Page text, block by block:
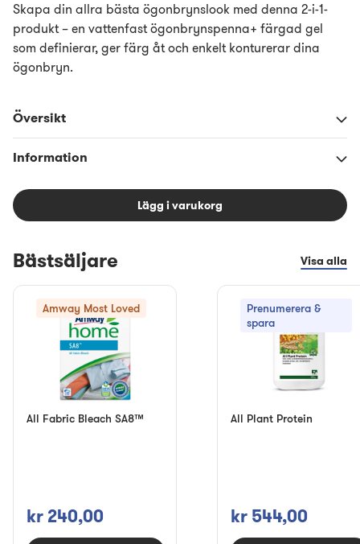
Skapa din allra bästa ögonbrynslook med denna 2-i-1-
produkt – en vattenfast ögonbrynspenna+ färgad gel
som definierar, ger färg åt och enkelt konturerar dina
ögonbryn.
Översikt
Information
Lägg i varukorg
Bästsäljare Visa alla
Amway Most Loved
All Fabric Bleach SA8™
kr 240,00
Prenumerera &
spara
All Plant Protein
kr 544,00